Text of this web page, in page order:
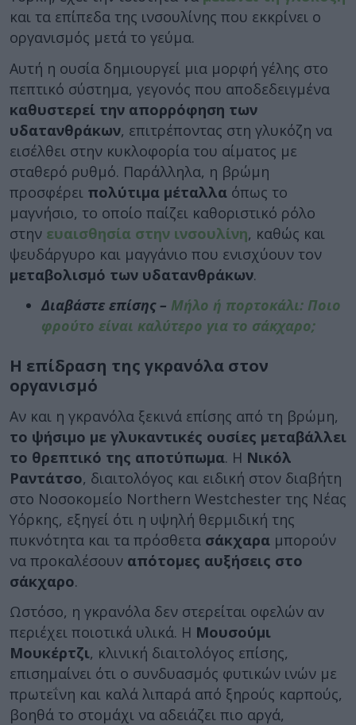
και τα επίπεδα της ινσουλίνης που εκκρίνει ο
οργανισμός μετά το γεύμα.
Αυτή η ουσία δημιουργεί μια μορφή γέλης στο
πεπτικό σύστημα, γεγονός που αποδεδειγμένα
καθυστερεί την απορρόφηση των
υδατανθράκων, επιτρέποντας στη γλυκόζη να
εισέλθει στην κυκλοφορία του αίματος με
σταθερό ρυθμό. Παράλληλα, η βρώμη
προσφέρει πολύτιμα μέταλλα όπως το
μαγνήσιο, το οποίο παίζει καθοριστικό ρόλο
στην ευαισθησία στην ινσουλίνη, καθώς και
ψευδάργυρο και μαγγάνιο που ενισχύουν τον
μεταβολισμό των υδατανθράκων.
Διαβάστε επίσης – Μήλo ή πορτοκάλι: Ποιο
φρούτο είναι καλύτερο για το σάκχαρο;
Η επίδραση της γκρανόλα στον
οργανισμό
Αν και η γκρανόλα ξεκινά επίσης από τη βρώμη,
το ψήσιμο με γλυκαντικές ουσίες μεταβάλλει
το θρεπτικό της αποτύπωμα. Η Νικόλ
Ραντάτσο, διαιτολόγος και ειδική στον διαβήτη
στο Νοσοκομείο Northern Westchester της Νέας
Υόρκης, εξηγεί ότι η υψηλή θερμιδική της
πυκνότητα και τα πρόσθετα σάκχαρα μπορούν
να προκαλέσουν απότομες αυξήσεις στο
σάκχαρο.
Ωστόσο, η γκρανόλα δεν στερείται οφελών αν
περιέχει ποιοτικά υλικά. Η Μουσούμι
Μουκέρτζι, κλινική διαιτολόγος επίσης,
επισημαίνει ότι ο συνδυασμός φυτικών ινών με
πρωτεΐνη και καλά λιπαρά από ξηρούς καρπούς,
βοηθά το στομάχι να αδειάζει πιο αργά,